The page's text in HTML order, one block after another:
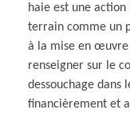
haie est une
terrain comme un
à la mise en
renseigner sur le
dessouchage dans
financièrement et